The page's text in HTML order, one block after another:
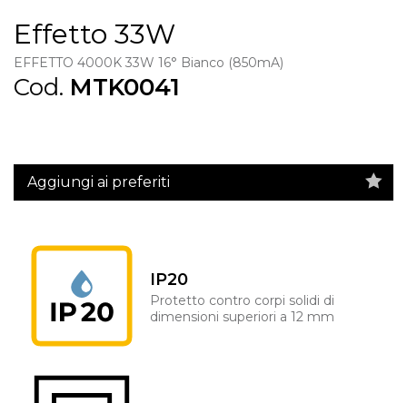
Effetto 33W
EFFETTO 4000K 33W 16° Bianco (850mA)
Cod. MTK0041
Aggiungi ai preferiti
IP20
Protetto contro corpi solidi di
dimensioni superiori a 12 mm